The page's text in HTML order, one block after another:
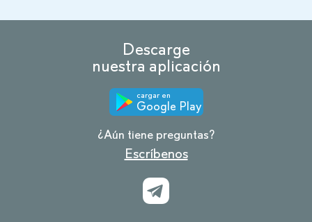
Descarge
nuestra aplicación
cargar en
Google Play
¿Aún tiene preguntas?
Escríbenos